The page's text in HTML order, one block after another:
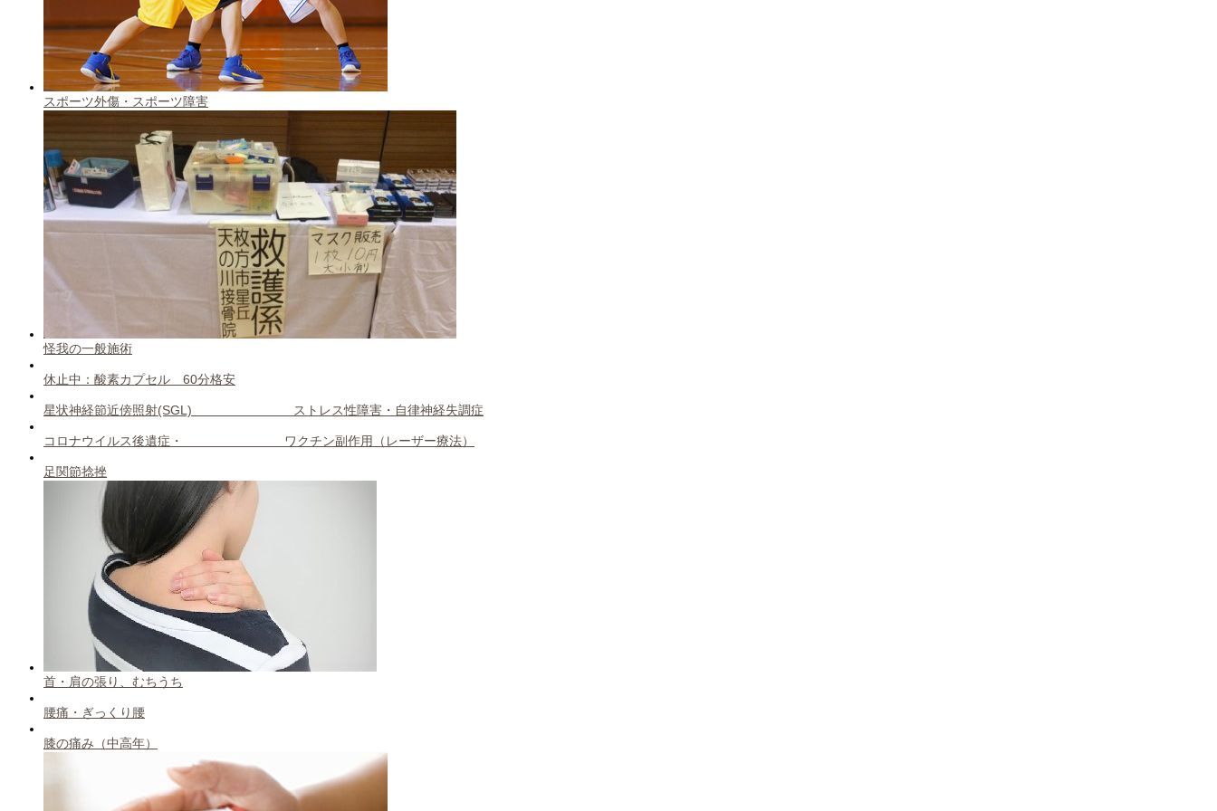
スポーツ外傷・スポーツ障害
怪我の一般施術
休止中：酸素カプセル 60分格安
星状神経節近傍照射(SGL) ストレス性障害・自律神経失調症
コロナウイルス後遺症・ ワクチン副作用（レーザー療法）
足関節捻挫
首・肩の張り、むちうち
腰痛・ぎっくり腰
膝の痛み（中高年）